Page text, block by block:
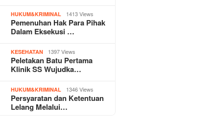
HUKUM&KRIMINAL 1413 Views
Pemenuhan Hak Para Pihak
Dalam Eksekusi …
KESEHATAN 1397 Views
Peletakan Batu Pertama
Klinik SS Wujudka…
HUKUM&KRIMINAL 1346 Views
Persyaratan dan Ketentuan
Lelang Melalui…